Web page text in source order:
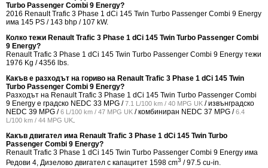
Turbo Passenger Combi 9 Energy?
2016 Renault Trafic 3 Phase 1 dCi 145 Twin Turbo Passenger Combi 9 Energy
има 145 PS / 143 bhp / 107 kW.
Колко тежи Renault Trafic 3 Phase 1 dCi 145 Twin Turbo Passenger Combi
9 Energy?
Renault Trafic 3 Phase 1 dCi 145 Twin Turbo Passenger Combi 9 Energy тежи
1976 Kg / 4356 lbs.
Какъв е разходът на гориво на Renault Trafic 3 Phase 1 dCi 145 Twin
Turbo Passenger Combi 9 Energy?
Разходът на Renault Trafic 3 Phase 1 dCi 145 Twin Turbo Passenger Combi
9 Energy е градско NEDC 33 MPG /7.1 L/100 km / 40 MPG UK / извънградско
NEDC 39 MPG /6 L/100 km / 47 MPG UK / комбиниран NEDC 37 MPG /6.4
L/100 km / 44 MPG UK.
Какъв двигател има Renault Trafic 3 Phase 1 dCi 145 Twin Turbo
Passenger Combi 9 Energy?
Renault Trafic 3 Phase 1 dCi 145 Twin Turbo Passenger Combi 9 Energy има
Редови 4, Дизелово двигател с капацитет 1598 cm3 / 97.5 cu-in.